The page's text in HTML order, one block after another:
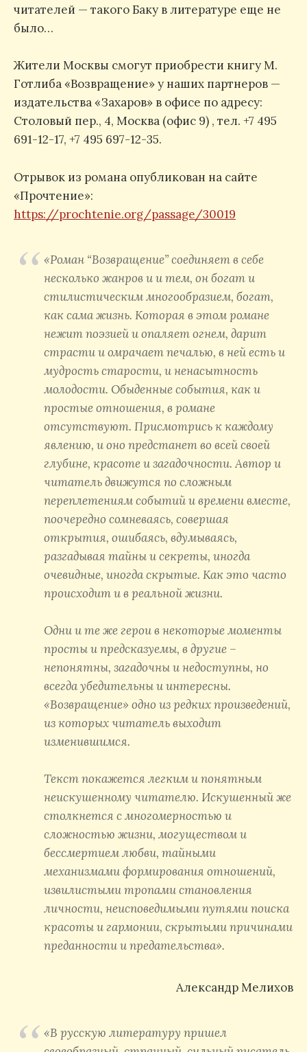
читателей — такого Баку в литературе еще не
было…
Жители Москвы смогут приобрести книгу М.
Готлиба «Возвращение» у наших партнеров —
издательства «Захаров» в офисе по адресу:
Столовый пер., 4, Москва (офис 9) , тел. +7 495
691-12-17, +7 495 697-12-35.
Отрывок из романа опубликован на сайте
«Прочтение»:
https://prochtenie.org/passage/30019
«Роман “Возвращение” соединяет в себе
несколько жанров и и тем, он богат и
стилистическим многообразием, богат,
как сама жизнь. Которая в этом романе
нежит поэзией и опаляет огнем, дарит
страсти и омрачает печалью, в ней есть и
мудрость старости, и ненасытность
молодости. Обыденные события, как и
простые отношения, в романе
отсутствуют. Присмотрись к каждому
явлению, и оно предстанет во всей своей
глубине, красоте и загадочности. Автор и
читатель движутся по сложным
переплетениям событий и времени вместе,
поочередно сомневаясь, совершая
открытия, ошибаясь, вдумываясь,
разгадывая тайны и секреты, иногда
очевидные, иногда скрытые. Как это часто
происходит и в реальной жизни.
Одни и те же герои в некоторые моменты
просты и предсказуемы, в другие –
непонятны, загадочны и недоступны, но
всегда убедительны и интересны.
«Возвращение» одно из редких произведений,
из которых читатель выходит
изменившимся.
Текст покажется легким и понятным
неискушенному читателю. Искушенный же
столкнется с многомерностью и
сложностью жизни, могуществом и
бессмертием любви, тайными
механизмами формирования отношений,
извилистыми тропами становления
личности, неисповедимыми путями поиска
красоты и гармонии, скрытыми причинами
преданности и предательства».
Александр Мелихов
«В русскую литературу пришел